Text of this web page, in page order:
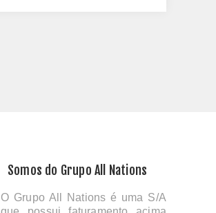
Somos do Grupo All Nations
O Grupo All Nations é uma S/A